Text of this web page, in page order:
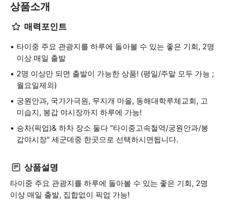
상품소개
매력포인트
타이중 주요 관광지를 하루에 돌아볼 수 있는 좋은 기회, 2명
이상 매일 출발
2명 이상만 되면 출발이 가능한 상품! (평일/주말 모두 가능 ;
월요일제외)
궁원안과, 국가가극원, 무지개 마을, 동해대학루체교회, 고
미습지, 봉갑 야시장까지 하루에 가능!
승차(픽업)& 하차 장소 둘다 "타이중고속철역/궁원안과/봉
갑야시장" 세군데중 한곳으로 선택하시면됩니다.
상품설명
타이중 주요 관광지를 하루에 돌아볼 수 있는 좋은 기회, 2명
이상 매일 출발, 집합없이 픽업 가능!